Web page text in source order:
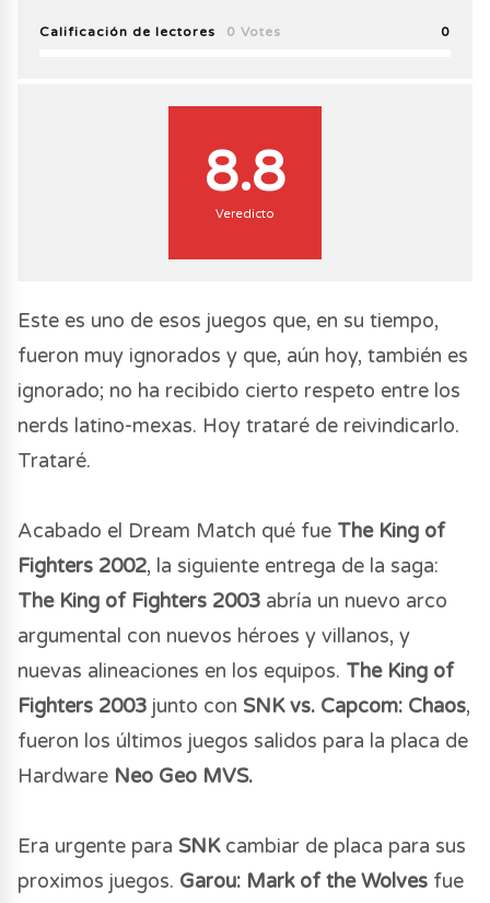
Calificación de lectores 0 Votes 0
8.8
Veredicto
Este es uno de esos juegos que, en su tiempo,
fueron muy ignorados y que, aún hoy, también es
ignorado; no ha recibido cierto respeto entre los
nerds latino-mexas. Hoy trataré de reivindicarlo.
Trataré.
Acabado el Dream Match qué fue The King of
Fighters 2002, la siguiente entrega de la saga:
The King of Fighters 2003 abría un nuevo arco
argumental con nuevos héroes y villanos, y
nuevas alineaciones en los equipos. The King of
Fighters 2003 junto con SNK vs. Capcom: Chaos,
fueron los últimos juegos salidos para la placa de
Hardware Neo Geo MVS.
Era urgente para SNKcambiar de placa para sus
proximos juegos. Garou: Mark of the Wolves fue